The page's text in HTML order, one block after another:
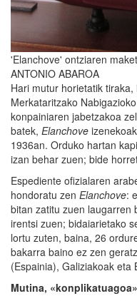
'Elanchove' ontziaren
ANTONIO ABAROA
Hari mutur horietatik
Merkataritzako
konpainiaren jabetzakoa
batek, Elanchove
1936an. Orduko hartan
izan behar zuen; bide
Espediente ofizialaren
hondoratu zen Elanchove:
bitan zatitu zuen laugarren
irentsi zuen; bidaiarietako
lortu zuten, baina, 26
bakarra baino ez zen
(Espainia), Galiziakoak eta
Mutina, «konplikatuagoa»